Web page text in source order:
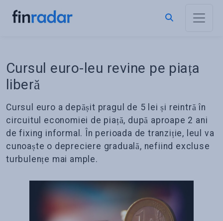
Cursul euro-leu revine pe piața
liberă
Cursul euro a depășit pragul de 5 lei și reintră în
circuitul economiei de piață, după aproape 2 ani
de fixing informal. În perioada de tranziție, leul va
cunoaște o depreciere graduală, nefiind excluse
turbulențe mai ample.